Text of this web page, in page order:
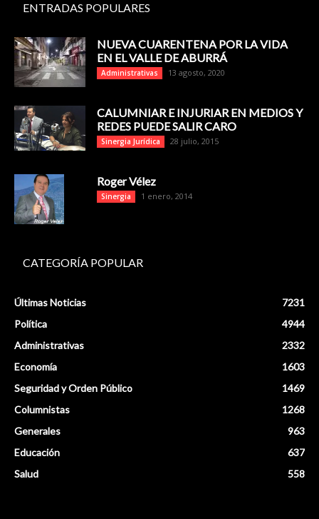
ENTRADAS POPULARES
NUEVA CUARENTENA POR LA VIDA
EN EL VALLE DE ABURRÁ
Administrativas 13 agosto, 2020
CALUMNIAR E INJURIAR EN MEDIOS Y
REDES PUEDE SALIR CARO
Sinergia Jurídica 28 julio, 2015
Roger Vélez
Sinergia 1 enero, 2014
CATEGORÍA POPULAR
Últimas Noticias
7231
Política
4944
Administrativas
2332
Economía
1603
Seguridad y Orden Público
1469
Columnistas
1268
Generales
963
Educación
637
Salud
558